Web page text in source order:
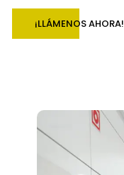
¡LLÁMENOS AHORA!